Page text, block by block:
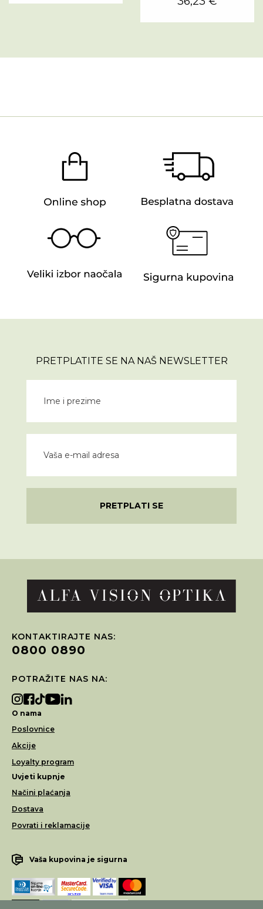
PRETPLATITE SE NA NAŠ NEWSLETTER
PRETPLATI SE
KONTAKTIRAJTE NAS:
0800 0890
POTRAŽITE NAS NA:
O nama
Poslovnice
Akcije
Loyalty program
Uvjeti kupnje
Načini plaćanja
Dostava
Povrati i reklamacije
Vaša kupovina je sigurna